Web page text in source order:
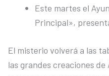
Este martes el
Principal»,
El misterio volverá a las
las grandes creaciones